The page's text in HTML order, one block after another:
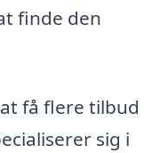
finde den
få flere tilbud
sig i